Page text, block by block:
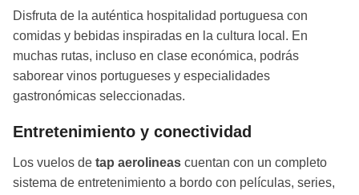
Disfruta de la auténtica hospitalidad portuguesa con
comidas y bebidas inspiradas en la cultura local. En
muchas rutas, incluso en clase económica, podrás
saborear vinos portugueses y especialidades
gastronómicas seleccionadas.
Entretenimiento y conectividad
Los vuelos de tap aerolineas cuentan con un completo
sistema de entretenimiento a bordo con películas, series,